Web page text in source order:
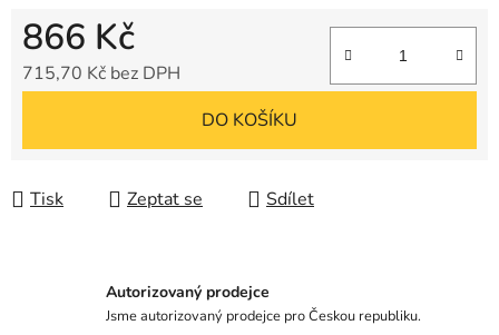
866 Kč
715,70 Kč bez DPH
DO KOŠÍKU
Tisk Zeptat se Sdílet
Autorizovaný prodejce
Jsme autorizovaný prodejce pro Českou republiku.